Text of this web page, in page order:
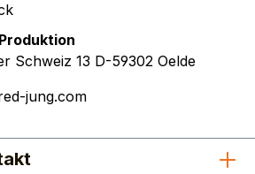
Schweiz 13 D-59302 Oelde
jung.com